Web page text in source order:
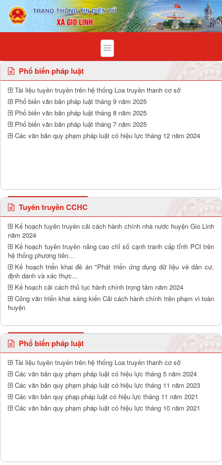
Quy hoạch, kế hoạch và hoạt động
Phổ biến pháp luật
Tài liệu tuyên truyền trên hệ thống Loa truyền thanh cơ sở
Phổ biến văn bản pháp luật tháng 9 năm 2025
Phổ biến văn bản pháp luật tháng 8 năm 2025
Phổ biến văn bản pháp luật tháng 7 năm 2025
Các văn bản quy phạm pháp luật có hiệu lực tháng 12 năm 2024
Tuyên truyền CCHC
Kế hoạch tuyên truyền cải cách hành chính nhà nước huyện Gio Linh
năm 2024
Kế hoạch tuyên truyền nâng cao chỉ số cạnh tranh cấp tỉnh PCI trên
hệ thống phương tiên...
Kế hoạch triển khai đề án "Phát triển ứng dụng dữ liệu về dân cư,
định danh và xác thực...
Kế hoạch cải cách thủ tục hành chính trọng tâm năm 2024
Công văn triển khai sáng kiến Cải cách hành chính trên phạm vi toàn
huyện
Phổ biến pháp luật
Tài liệu tuyên truyền trên hệ thống Loa truyền thanh cơ sở
Các văn bản quy phạm pháp luật có hiệu lực tháng 5 năm 2024
Các văn bản quy phạm pháp luật có hiệu lực tháng 11 năm 2023
Các văn bản quy phạp pháp luật có hiệu lực tháng 11 năm 2021
Các văn bản quy phạm pháp luật có hiệu lực tháng 10 năm 2021